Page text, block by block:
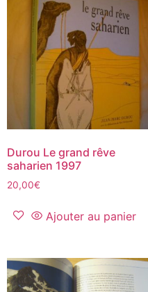
Durou Le grand rêve
saharien 1997
20,00€
Ajouter au panier